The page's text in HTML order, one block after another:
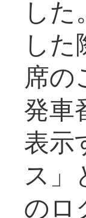
し
し
席の
発車
表示
ス」
のロ